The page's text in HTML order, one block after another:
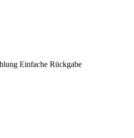
Einfache Rückgabe